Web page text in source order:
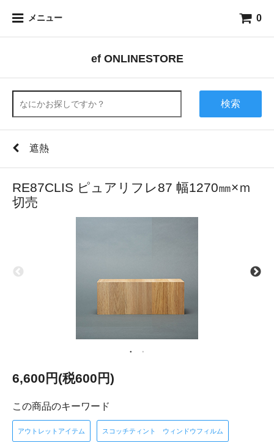
メニュー 0
ef ONLINESTORE
検索
遮熱
RE87CLIS ピュアリフレ87 幅1270㎜×ｍ
切売
6,600円(税600円)
この商品のキーワード
アウトレットアイテム スコッチティント ウィンドウフィルム